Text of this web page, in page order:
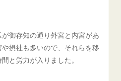
御存知の通り外宮と内宮があ
摂社も多いので、それらを移
と労力が入りました。